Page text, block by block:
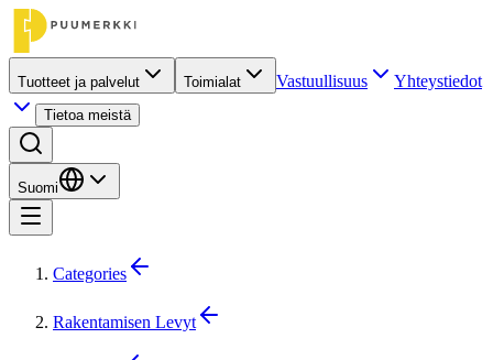
Tuotteet ja palvelut Toimialat Vastuullisuus Yhteystiedot
Tietoa meistä
Suomi
Categories
Rakentamisen Levyt